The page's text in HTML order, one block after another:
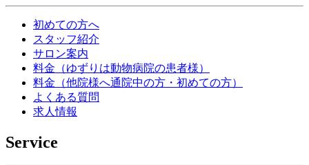
初めての方へ
スタッフ紹介
サロン案内
料金（ゆずりは動物病院の患者様）
料金（他院様へ通院中の方・初めての方）
よくある質問
求人情報
Service